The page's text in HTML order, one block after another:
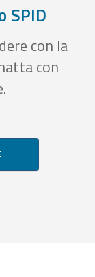
SPID
con la
con